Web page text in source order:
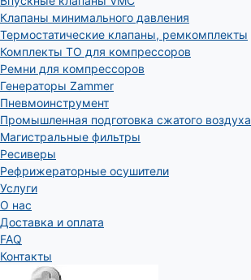
Клапаны минимального давления
Термостатические клапаны, ремкомплекты
Комплекты ТО для компрессоров
Ремни для компрессоров
Генераторы Zammer
Пневмоинструмент
Промышленная подготовка сжатого воздуха
Магистральные фильтры
Ресиверы
Рефрижераторные осушители
Услуги
О нас
Доставка и оплата
FAQ
Контакты